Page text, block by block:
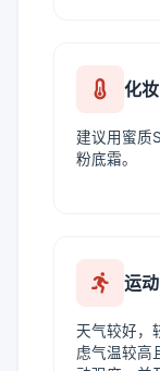
化妆
建议用蜜质
粉底霜。
运动
天气较好，
虑气温较高